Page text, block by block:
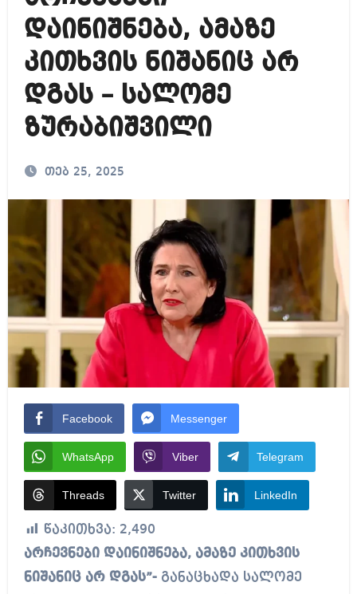
დაინიშნება, ამაზე
კითხვის ნიშანიც არ
დგას – სალომე
ზურაბიშვილი
თებ 25, 2025
Facebook Messenger
WhatsApp Viber Telegram
Threads Twitter LinkedIn
წაკითხვა: 2,490
არჩევნები დაინიშნება, ამაზე კითხვის
ნიშანიც არ დგას”-განაცხადა სალომე